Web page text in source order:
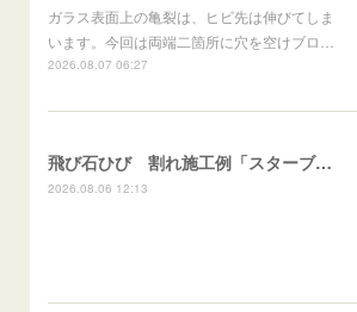
ガラス表面上の亀裂は、ヒビ先は伸びてしま
います。今回は両端二箇所に穴を空けブロ…
2026.08.07 06:27
飛び石ひび 割れ施工例「スターブレイク系」 フリード
2026.08.06 12:13